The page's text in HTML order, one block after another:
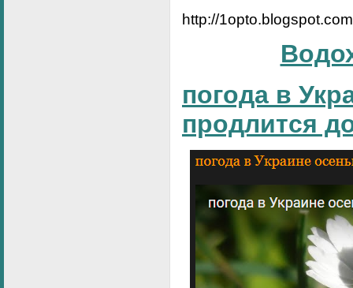
http://
погода в
продлится